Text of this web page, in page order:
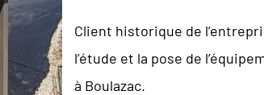
Client historique de
l’étude et la pose de
à Boulazac.